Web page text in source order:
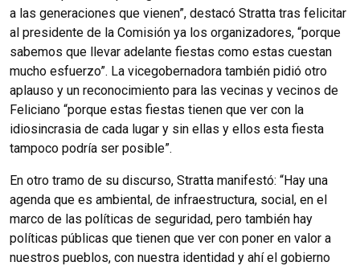
a las generaciones que vienen”, destacó Stratta tras felicitar
al presidente de la Comisión ya los organizadores, “porque
sabemos que llevar adelante fiestas como estas cuestan
mucho esfuerzo”. La vicegobernadora también pidió otro
aplauso y un reconocimiento para las vecinas y vecinos de
Feliciano “porque estas fiestas tienen que ver con la
idiosincrasia de cada lugar y sin ellas y ellos esta fiesta
tampoco podría ser posible”.
En otro tramo de su discurso, Stratta manifestó: “Hay una
agenda que es ambiental, de infraestructura, social, en el
marco de las políticas de seguridad, pero también hay
políticas públicas que tienen que ver con poner en valor a
nuestros pueblos, con nuestra identidad y ahí el gobierno